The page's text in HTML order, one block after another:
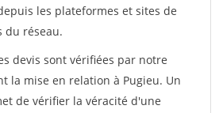
les plateformes et sites de
du réseau.
devis sont vérifiées par notre
la mise en relation à Pugieu. Un
de vérifier la véracité d'une